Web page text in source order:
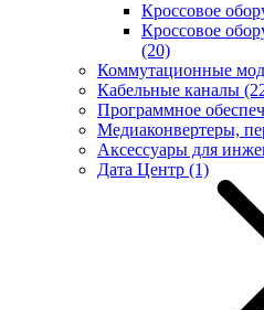
Кроссовое
Кроссовое
(20)
Коммутационные
Кабельные каналы
Программное
Медиаконвертеры,
Аксессуары для
Дата Центр (1)